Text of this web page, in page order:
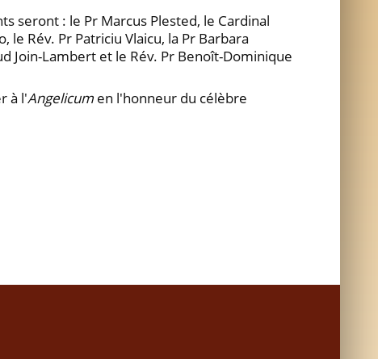
seront : le Pr Marcus Plested, le Cardinal
le Rév. Pr Patriciu Vlaicu, la Pr Barbara
Join-Lambert et le Rév. Pr Benoît-Dominique
à l'Angelicum en l'honneur du célèbre